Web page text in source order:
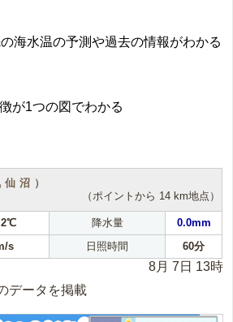
海水温の予測や過去の情報がわかる
が1つの図でわかる
沼）
（ポイントから 14 km地点）
降水量
0.0mm
s 日照時間 60分
8月 7日 13時
データを掲載